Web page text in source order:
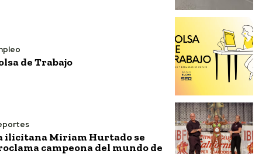
de Trabajo
ilicitana Miriam Hurtado se
campeona del mundo de